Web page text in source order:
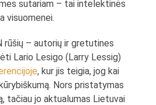
sutariam – tai intelektinės
visuomenei.
rūšių – autorių ir gretutines
Lario Lesigo (Larry Lessig)
, kur jis teigia, jog kai
Nors pristatymas
tačiau jo aktualumas Lietuvai